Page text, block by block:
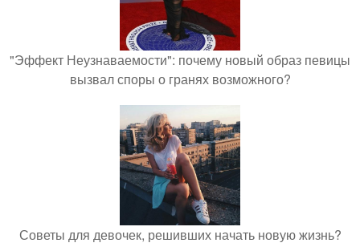
"Эффект Неузнаваемости": почему новый образ певицы
вызвал споры о гранях возможного?
Советы для девочек, решивших начать новую жизнь?